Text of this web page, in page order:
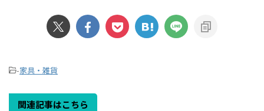
-家具・雑貨
関連記事はこちら